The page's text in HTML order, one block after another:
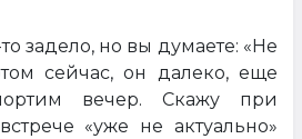
задело, но вы думаете: «Не
сейчас, он далеко, еще
вечер. Скажу при
«уже не актуально»